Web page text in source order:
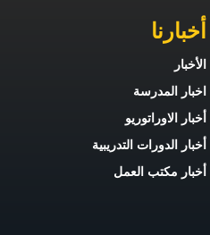
أخبارنا
الأخبار
اخبار المدرسة
أخبار الاوراتوريو
أخبار الدورات التدريبية
أخبار مكتب العمل